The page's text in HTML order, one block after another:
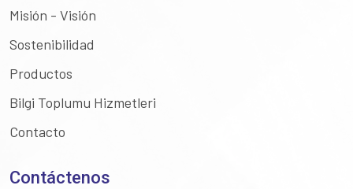
Misión - Visión
Sostenibilidad
Productos
Bilgi Toplumu Hizmetleri
Contacto
Contáctenos